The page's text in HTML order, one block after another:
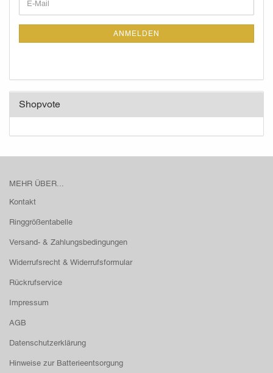
ZUR
E-
Mail
ANMELDEN
Shopvote
MEHR ÜBER...
Kontakt
Ringgrößentabelle
Versand- & Zahlungsbedingungen
Widerrufsrecht & Widerrufsformular
Rückrufservice
Impressum
AGB
Datenschutzerklärung
Hinweise zur Batterieentsorgung